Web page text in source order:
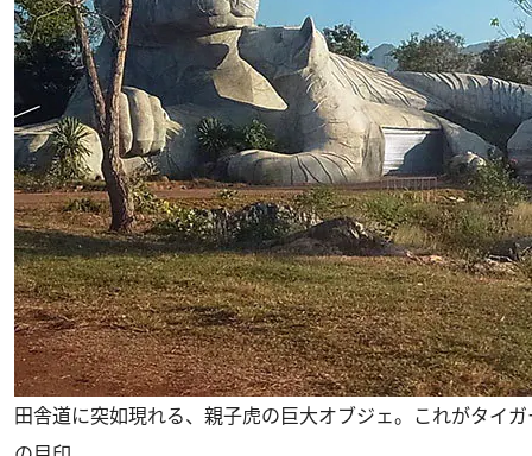
田舎道に突如現れる、親子虎の巨大オブジェ。これがタイ